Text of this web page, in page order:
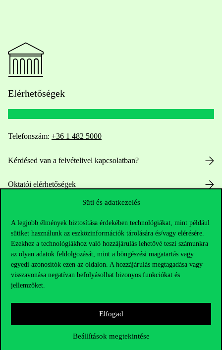
Süti és adatkezelés
A legjobb élmények biztosítása érdekében technológiákat, mint például
sütiket használunk az eszközinformációk tárolására és/vagy elérésére.
Ezekhez a technológiákhoz való hozzájárulás lehetővé teszi számunkra
az olyan adatok feldolgozását, mint a böngészési magatartás vagy
egyedi azonosítók ezen az oldalon. A hozzájárulás megtagadása vagy
visszavonása negatívan befolyásolhat bizonyos funkciókat és
jellemzőket.
Elfogad
Beállítások megtekintése
Elérhetőségek
Telefonszám: +36 1 482 5000
Kérdésed van a felvételivel kapcsolatban?
Oktatói elérhetőségek
Sajtó:press@uni-corvinus.hu